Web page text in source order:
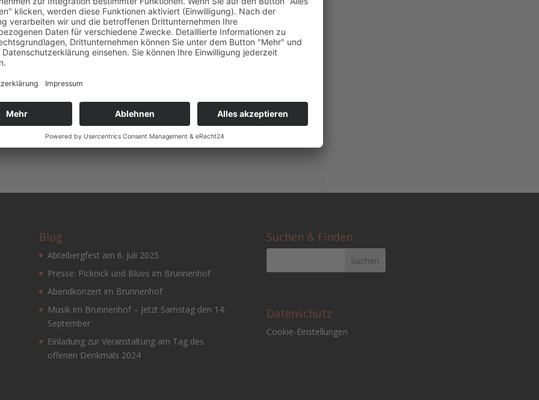
DAS LICHT AUS
Uhren auf Sommerzeit umgestellt wurden, wurde es am
Stadt Mönchengladbach, aber auch Unternehmen und Privatleute
Blog
Abteibergfest am 6. Juli 2025
Presse: Picknick und Blues im Brunnenhof
Abendkonzert im Brunnenhof
Musik im Brunnenhof – Jetzt Samstag den 14.
September
Einladung zur Veranstaltung am Tag des
offenen Denkmals 2024
Suchen & Finden
Datenschutz
Cookie-Einstellungen